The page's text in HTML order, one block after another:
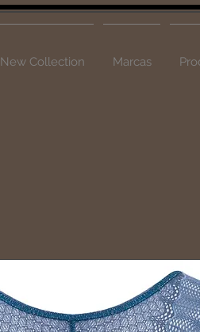
New Collection Marcas